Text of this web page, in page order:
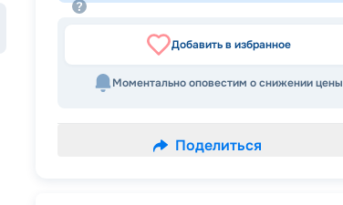
Добавить в избранное
Моментально оповестим о снижении цены
Поделиться